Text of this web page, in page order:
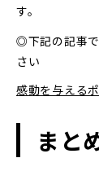
す。
◎下記の記事
さい
感動を与える
まと